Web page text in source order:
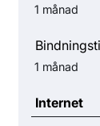
1 månad
1 månad
Internet